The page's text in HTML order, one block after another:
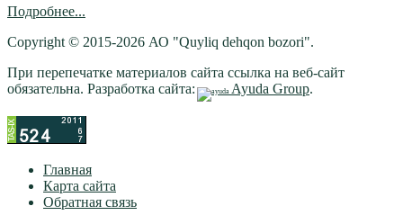
Подробнее...
Copyright © 2015-2026 АО "Quyliq dehqon bozori".
При перепечатке материалов сайта ссылка на веб-сайт
обязательна. Разработка сайта:
Ayuda Group.
Главная
Карта сайта
Обратная связь